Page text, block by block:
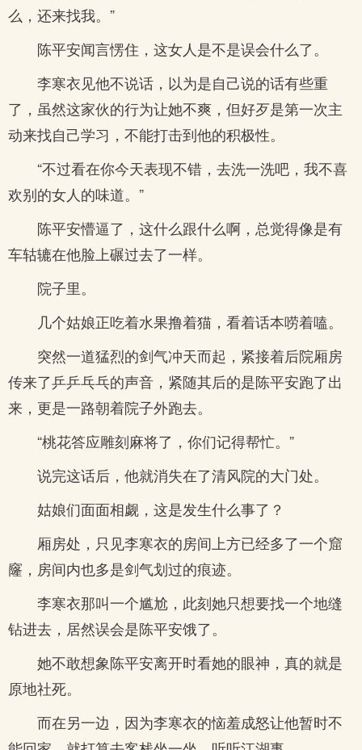
么，还来找我。”
陈平安闻言愣住，这女人是不是误会什么了。
李寒衣见他不说话，以为是自己说的话有些重
了，虽然这家伙的行为让她不爽，但好歹是第一次主
动来找自己学习，不能打击到他的积极性。
“不过看在你今天表现不错，去洗一洗吧，我不喜
欢别的女人的味道。”
陈平安懵逼了，这什么跟什么啊，总觉得像是有
车轱辘在他脸上碾过去了一样。
院子里。
几个姑娘正吃着水果撸着猫，看着话本唠着嗑。
突然一道猛烈的剑气冲天而起，紧接着后院厢房
传来了乒乒乓乓的声音，紧随其后的是陈平安跑了出
来，更是一路朝着院子外跑去。
“桃花答应雕刻麻将了，你们记得帮忙。”
说完这话后，他就消失在了清风院的大门处。
姑娘们面面相觑，这是发生什么事了？
厢房处，只见李寒衣的房间上方已经多了一个窟
窿，房间内也多是剑气划过的痕迹。
李寒衣那叫一个尴尬，此刻她只想要找一个地缝
钻进去，居然误会是陈平安饿了。
她不敢想象陈平安离开时看她的眼神，真的就是
原地社死。
而在另一边，因为李寒衣的恼羞成怒让他暂时不